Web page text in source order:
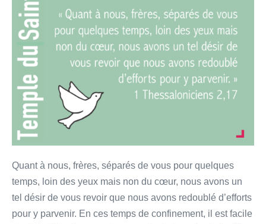
venue… »
Méditation
pour
temps
confinement
Quant à nous, frères, séparés de vous pour quelques
temps, loin des yeux mais non du cœur, nous avons un
tel désir de vous revoir que nous avons redoublé d’efforts
pour y parvenir. En ces temps de confinement, il est facile